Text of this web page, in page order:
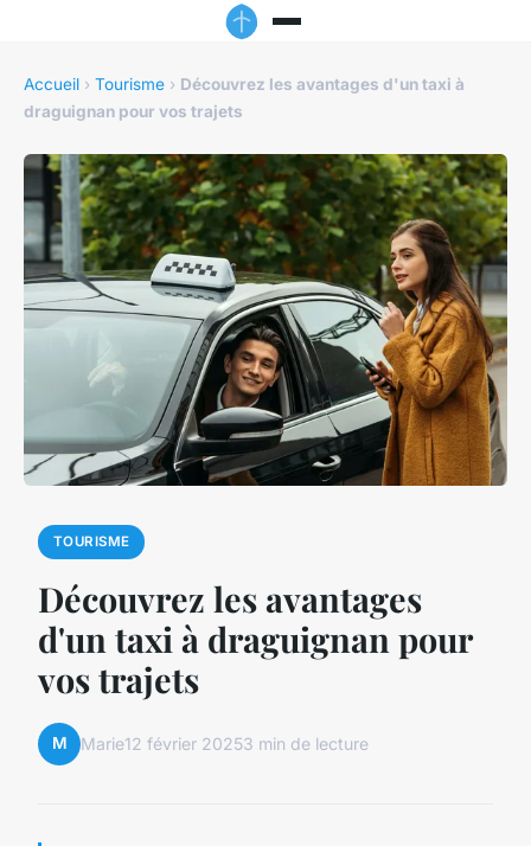
Accueil › Tourisme › Découvrez les avantages d'un taxi à
draguignan pour vos trajets
TOURISME
Découvrez les avantages
d'un taxi à draguignan pour
vos trajets
M Marie12 février 20253 min de lecture